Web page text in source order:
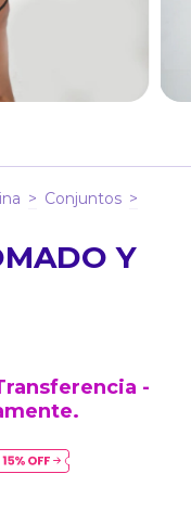
> Conjuntos >
Y
-